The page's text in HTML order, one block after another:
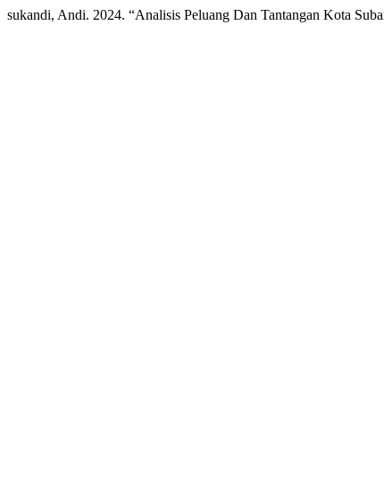
sukandi, Andi. 2024. “Analisis Peluang Dan Tantangan Kota